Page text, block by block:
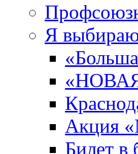
Я
Акция
Билет в